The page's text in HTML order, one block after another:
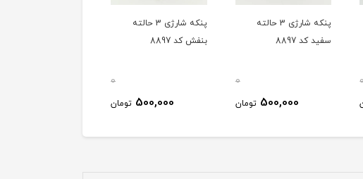
پنکه شارژی 3 حالته
سفید کد 8897
0
500,000 تومان
پنکه شارژی 3 حالته
بنفش کد 8897
0
500,000 تومان